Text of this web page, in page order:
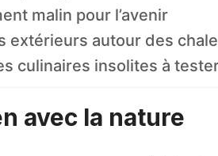
malin pour l’avenir
extérieurs autour des
culinaires insolites à
avec la nature